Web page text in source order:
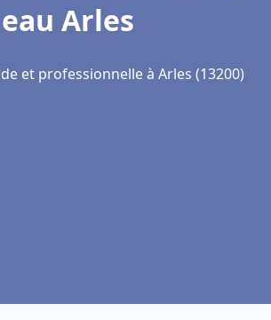
Arles
et professionnelle à Arles (13200)